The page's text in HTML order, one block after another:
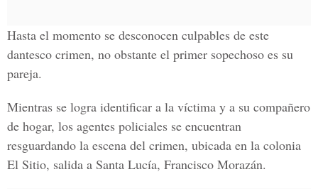
Hasta el momento se desconocen culpables de este
dantesco crimen, no obstante el primer sopechoso es su
pareja.
Mientras se logra identificar a la víctima y a su compañero
de hogar, los agentes policiales se encuentran
resguardando la escena del crimen, ubicada en la colonia
El Sitio, salida a Santa Lucía, Francisco Morazán.